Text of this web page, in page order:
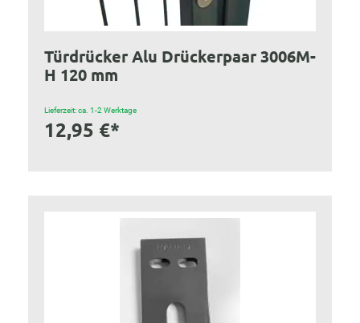
Türdrücker Alu Drückerpaar 3006M-
H 120 mm
Lieferzeit: ca. 1-2 Werktage
12,95 €*